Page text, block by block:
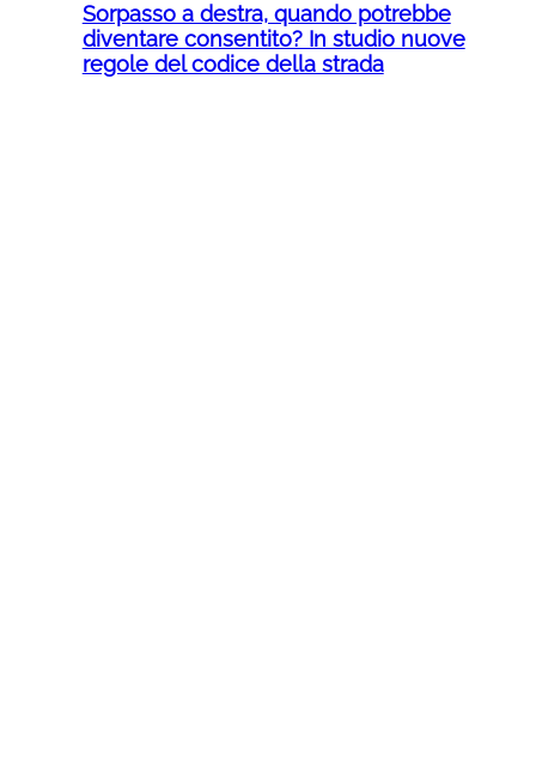
Sorpasso a destra, quando potrebbe
diventare consentito? In studio nuove
regole del codice della strada